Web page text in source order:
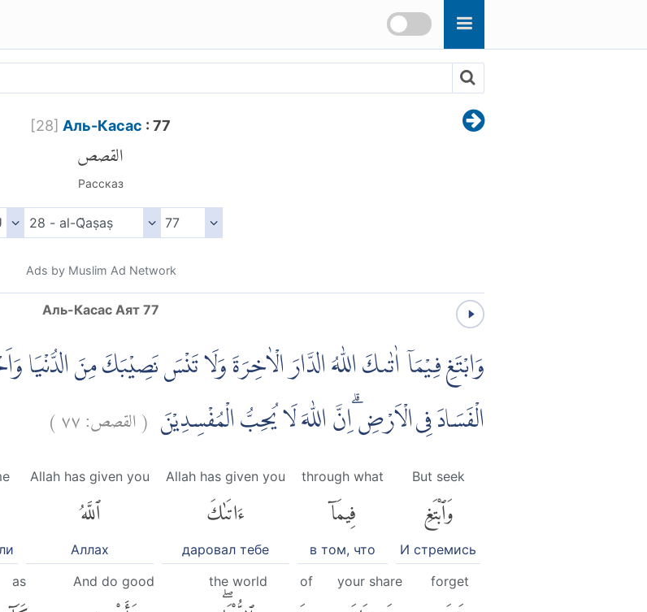
[28] Аль-Касас : 77
القصص
Рассказ
Ads by Muslim Ad Network
Аль-Касас Аят 77
وَابْتَغِ فِيْمَآ اٰتٰىكَ اللّٰهُ الدَّارَ الْاٰخِرَةَ وَلَا تَنْسَ نَصِيْبَكَ مِنَ الدُّنْيَا
الْفَسَادَ فِى الْاَرْضِ ۗاِنَّ اللّٰهَ لَا يُحِبُّ الْمُفْسِدِيْنَ (القصص:٧٧)
But seek
وَٱبْتَغِ
И стремись
through what
فِيمَآ
в том, что
Allah has given you
ءَاتَىٰكَ
даровал тебе
Allah has given you
ٱللَّهُ
Аллах
forget
your share
of
the world
And do good
as